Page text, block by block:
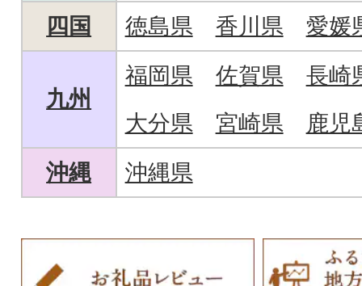
四国
徳島県 香川県 愛媛
九州
福岡県 佐賀県
長崎
大分県
宮崎県
鹿児
沖縄
沖縄県